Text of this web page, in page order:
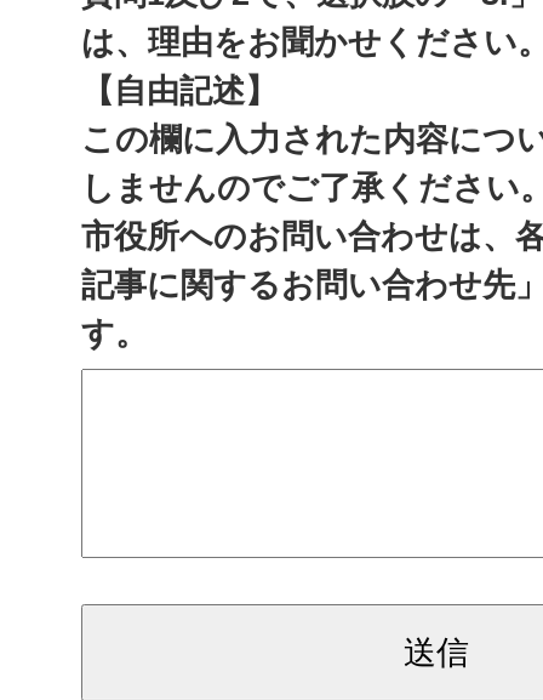
は、理由をお聞かせください
【自由記述】
この欄に入力された内容につ
しませんのでご了承ください
市役所へのお問い合わせは、
記事に関するお問い合わせ先
す。